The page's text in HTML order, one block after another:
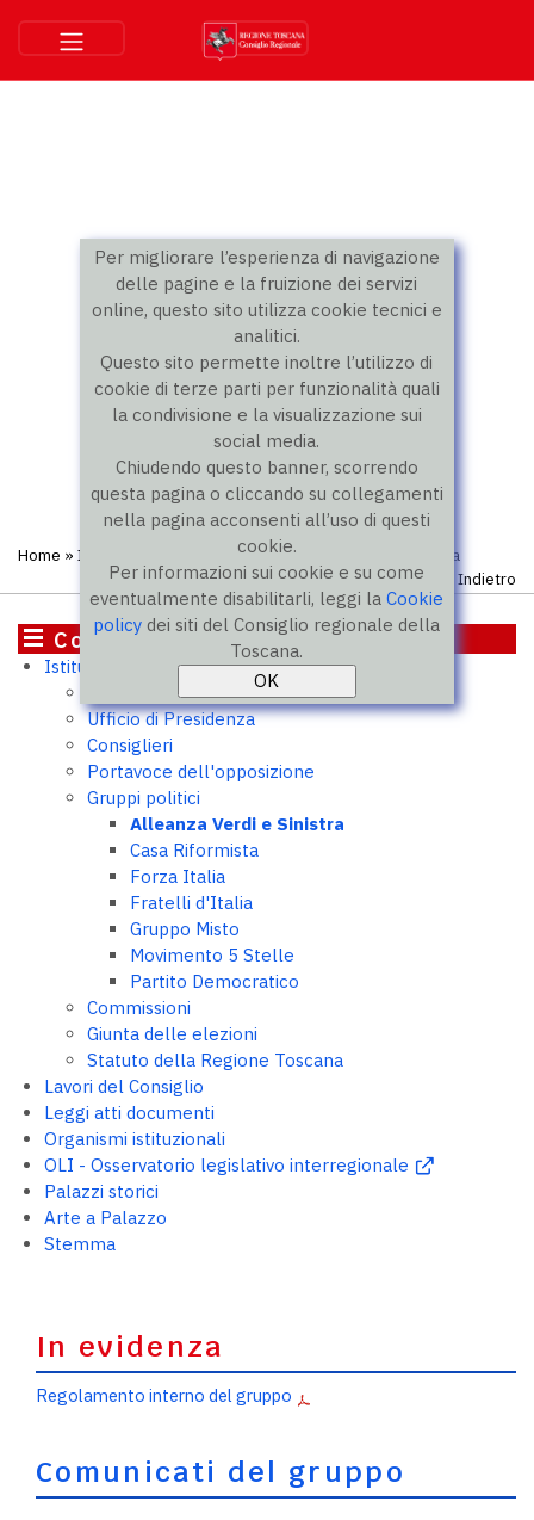
Per migliorare l’esperienza di navigazione
delle pagine e la fruizione dei servizi
online, questo sito utilizza cookie tecnici e
analitici.
Questo sito permette inoltre l’utilizzo di
cookie di terze parti per funzionalità quali
la condivisione e la visualizzazione sui
social media.
Chiudendo questo banner, scorrendo
questa pagina o cliccando su collegamenti
nella pagina acconsenti all’uso di questi
cookie.
Per informazioni sui cookie e su come
eventualmente disabilitarli, leggi laCookie
policy dei siti del Consiglio regionale della
Toscana.
Home » Istituzione Gruppi politici» Alleanza Verdi e Sinistra
Indietro
Consiglio
Istituzione
Ufficio di Presidenza
Consiglieri
Portavoce dell'opposizione
Gruppi politici
Alleanza Verdi e Sinistra
Casa Riformista
Forza Italia
Fratelli d'Italia
Gruppo Misto
Movimento 5 Stelle
Partito Democratico
Commissioni
Giunta delle elezioni
Statuto della Regione Toscana
Lavori del Consiglio
Leggi atti documenti
Organismi istituzionali
OLI - Osservatorio legislativo interregionale
Palazzi storici
Arte a Palazzo
Stemma
In evidenza
Regolamento interno del gruppo
Comunicati del gruppo